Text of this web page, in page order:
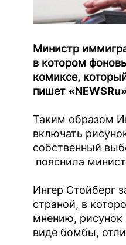
Министр
в котором
комиксе,
пишет
Таким образом
включать
собственный
пояснила
Ингер Стойберг
страной, в
мнению, рисунок
виде бомбы,